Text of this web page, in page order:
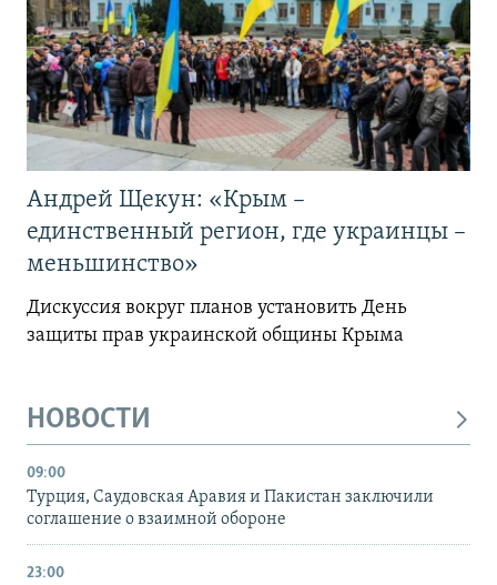
Андрей Щекун: «Крым –
единственный регион, где украинцы –
меньшинство»
Дискуссия вокруг планов установить День
защиты прав украинской общины Крыма
НОВОСТИ
09:00
Турция, Саудовская Аравия и Пакистан заключили
соглашение о взаимной обороне
23:00